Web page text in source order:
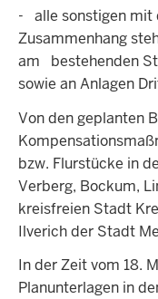
- alle sonstigen mit
Zusammenhang
am bestehenden
sowie an Anlagen
Von den geplanten
bzw. Flurstücke in
Verberg, Bockum,
kreisfreien Stadt
Ilverich der Stadt
In der Zeit vom 18.
Planunterlagen in